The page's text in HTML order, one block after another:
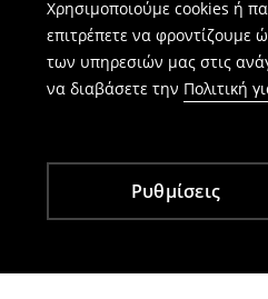
Χρησιμοποιούμε cookies ή
επιτρέπετε να
των υπηρεσιών μας στις
να διαβάσετε την Πολιτική
Ρυθμίσεις